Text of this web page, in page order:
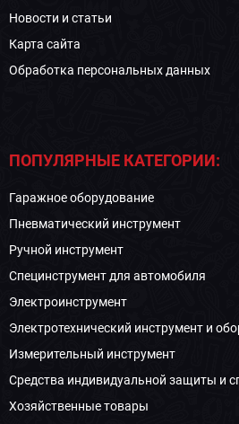
Новости и статьи
Карта сайта
Обработка персональных данных
ПОПУЛЯРНЫЕ КАТЕГОРИИ:
Гаражное оборудование
Пневматический инструмент
Ручной инструмент
Специнструмент для автомобиля
Электроинструмент
Электротехнический инструмент и
Измерительный инструмент
Средства индивидуальной защиты и
Хозяйственные товары